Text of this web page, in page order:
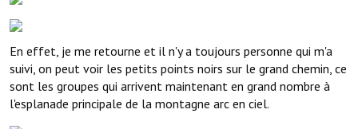
En effet, je me retourne et il n'y a toujours personne qui m'a
suivi, on peut voir les petits points noirs sur le grand chemin, ce
sont les groupes qui arrivent maintenant en grand nombre à
l'esplanade principale de la montagne arc en ciel.